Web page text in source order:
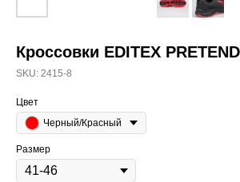
Кроссовки EDITEX
SKU: 2415-8
Цвет
Черный/Красный
Размер